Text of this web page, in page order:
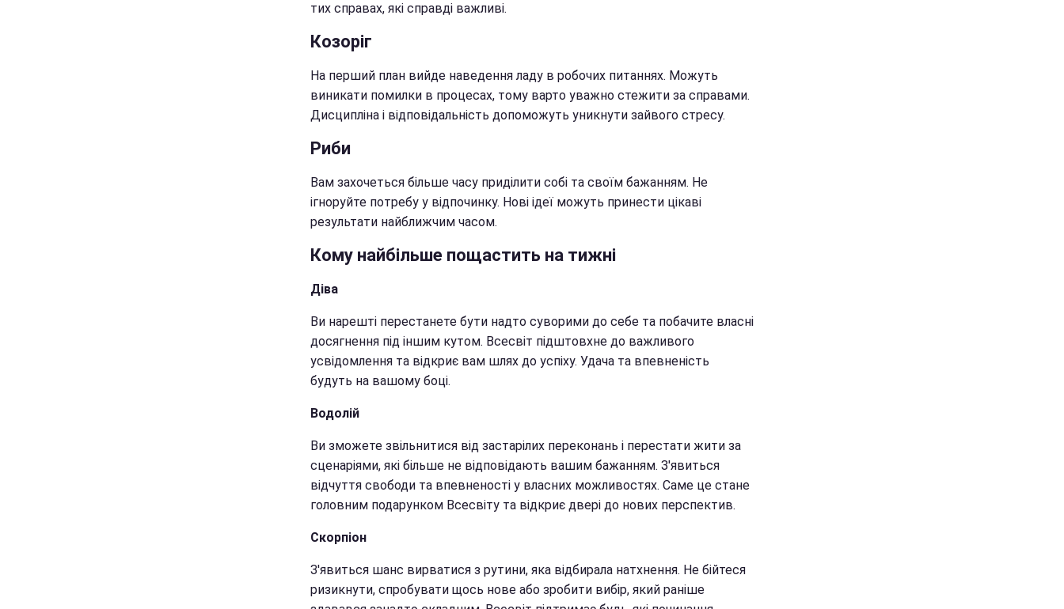
тих справах, які справді важливі.
Козоріг
На перший план вийде наведення ладу в робочих питаннях. Можуть
виникати помилки в процесах, тому варто уважно стежити за справами.
Дисципліна і відповідальність допоможуть уникнути зайвого стресу.
Риби
Вам захочеться більше часу приділити собі та своїм бажанням. Не
ігноруйте потребу у відпочинку. Нові ідеї можуть принести цікаві
результати найближчим часом.
Кому найбільше пощастить на тижні
Діва
Ви нарешті перестанете бути надто суворими до себе та побачите власні
досягнення під іншим кутом. Всесвіт підштовхне до важливого
усвідомлення та відкриє вам шлях до успіху. Удача та впевненість
будуть на вашому боці.
Водолій
Ви зможете звільнитися від застарілих переконань і перестати жити за
сценаріями, які більше не відповідають вашим бажанням. З'явиться
відчуття свободи та впевненості у власних можливостях. Саме це стане
головним подарунком Всесвіту та відкриє двері до нових перспектив.
Скорпіон
З'явиться шанс вирватися з рутини, яка відбирала натхнення. Не бійтеся
ризикнути, спробувати щось нове або зробити вибір, який раніше